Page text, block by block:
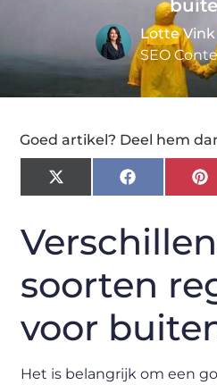
Lotte Vink
SEO
Goed artikel? Deel hem
X
(Twitter)
Facebook
soorten
voor
Het is belangrijk om een